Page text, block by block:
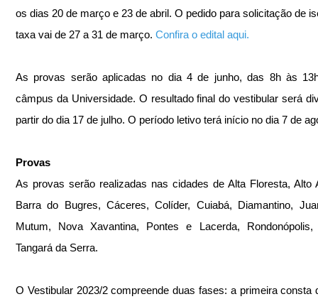
os dias 20 de março e 23 de abril. O pedido para solicitação de
taxa vai de 27 a 31 de março. Confira o edital aqui.
As provas serão aplicadas no dia 4 de junho, das 8h às
câmpus da Universidade. O resultado final do vestibular será
partir do dia 17 de julho. O período letivo terá início no dia 7 de
Provas
As provas serão realizadas nas cidades de Alta Floresta, Alto
Barra do Bugres, Cáceres, Colíder, Cuiabá, Diamantino,
Mutum, Nova Xavantina, Pontes e Lacerda,
Tangará da Serra.
O Vestibular 2023/2 compreende duas fases: a primeira consta